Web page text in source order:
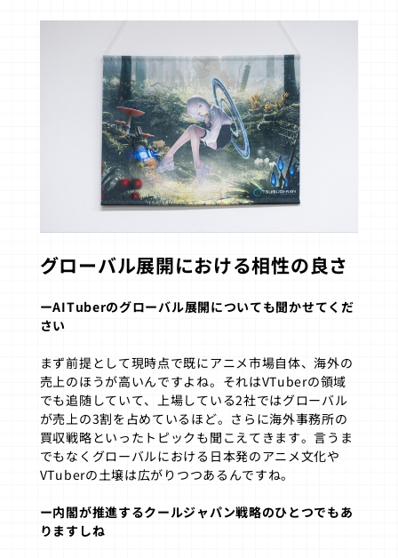
グローバル展開における相性の良さ
ーAITuberのグローバル展開についても聞かせてくだ
さい
まず前提として現時点で既にアニメ市場自体、海外の
売上のほうが高いんですよね。それはVTuberの領域
でも追随していて、上場している2社ではグローバル
が売上の3割を占めているほど。さらに海外事務所の
買収戦略といったトピックも聞こえてきます。言うま
でもなくグローバルにおける日本発のアニメ文化や
VTuberの土壌は広がりつつあるんですね。
ー内閣が推進するクールジャパン戦略のひとつでもあ
りますしね